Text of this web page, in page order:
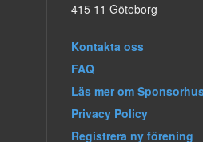
415 11 Göteborg
Kontakta oss
FAQ
Läs mer om
Privacy Policy
Registrera ny förening